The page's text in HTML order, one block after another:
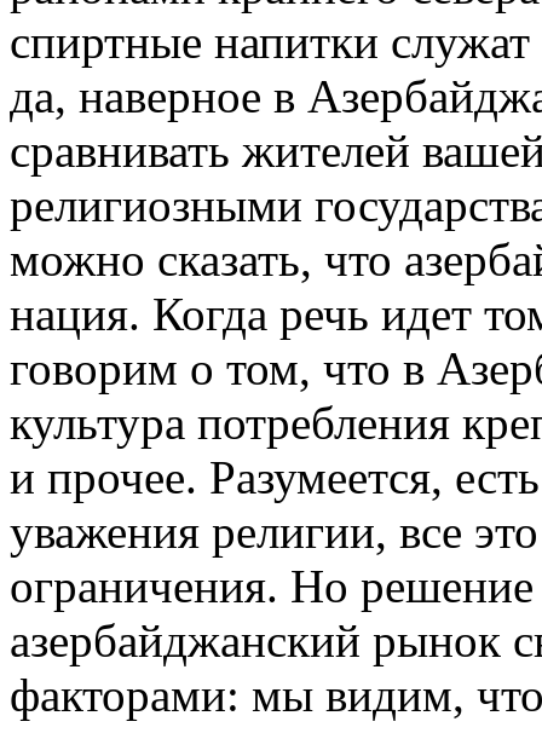
спиртные напитки
да, наверное в
сравнивать жителей
религиозными
можно сказать, что
нация. Когда речь идет
говорим о том, что в
культура потребления
и прочее. Разумеется,
уважения религии, все
ограничения. Но
азербайджанский рынок
факторами: мы видим,